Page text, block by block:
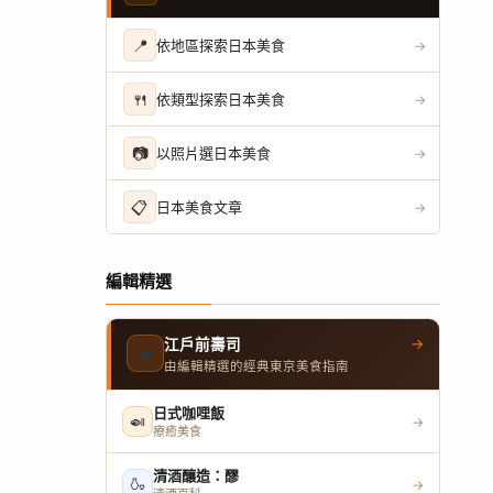
📍 依地區探索日本美食 →
🍴 依類型探索日本美食 →
📷 以照片選日本美食 →
📋 日本美食文章 →
編輯精選
🍣 江戶前壽司
由編輯精選的經典東京美食指南
→
🍛 日式咖哩飯
療癒美食
→
🍶 清酒釀造：醪 →